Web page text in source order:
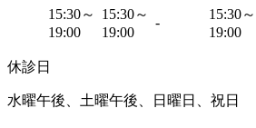
15:30～
19:00
15:30～
19:00
-
15:30～
19:00
休診日
水曜午後、土曜午後、日曜日、祝日